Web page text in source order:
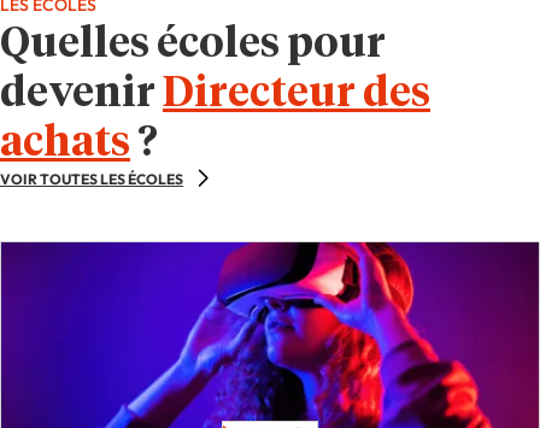
LES ÉCOLES
Quelles écoles pour
devenir Directeur des
achats ?
VOIR TOUTES LES ÉCOLES